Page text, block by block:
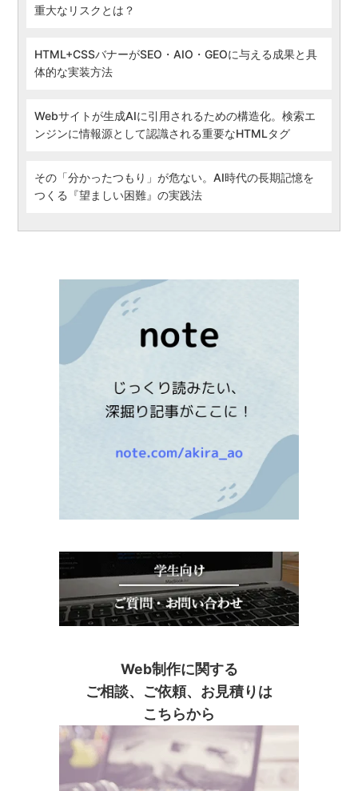
重大なリスクとは？
HTML+CSSバナーがSEO・AIO・GEOに与える成果と具
体的な実装方法
Webサイトが生成AIに引用されるための構造化。検索エ
ンジンに情報源として認識される重要なHTMLタグ
その「分かったつもり」が危ない。AI時代の長期記憶を
つくる『望ましい困難』の実践法
Web制作に関する
ご相談、ご依頼、お見積りは
こちらから